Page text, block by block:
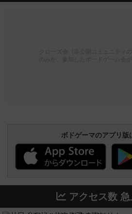
ボドゲーマのアプリ版
アクセス数